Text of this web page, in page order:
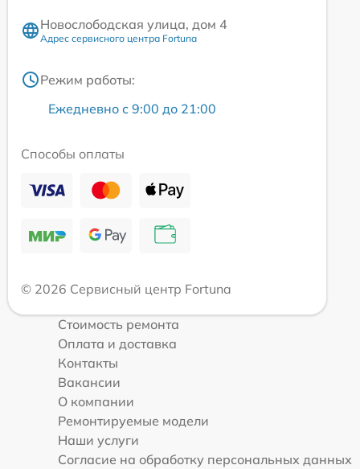
Новослободская улица, дом 4
Адрес сервисного центра Fortuna
Режим работы:
Ежедневно с 9:00 до 21:00
Способы оплаты
© 2026 Сервисный центр Fortuna
Стоимость ремонта
Оплата и доставка
Контакты
Вакансии
О компании
Ремонтируемые модели
Наши услуги
Согласие на обработку персональных данных